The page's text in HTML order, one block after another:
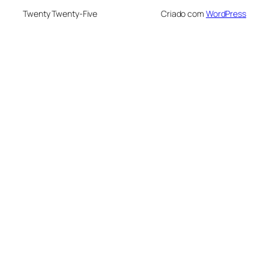
Twenty Twenty-Five Criado com WordPress